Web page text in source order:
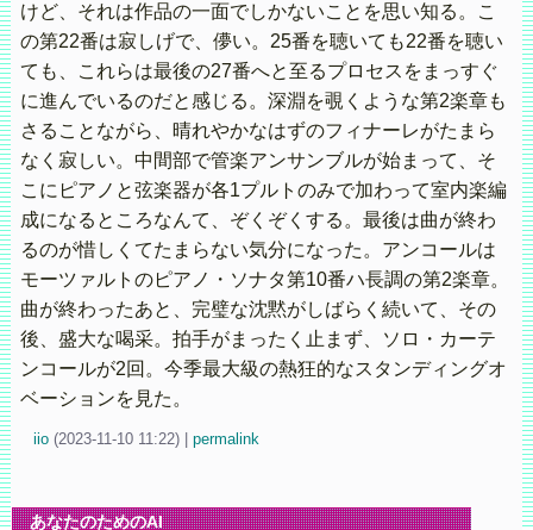
けど、それは作品の一面でしかないことを思い知る。こ
の第22番は寂しげで、儚い。25番を聴いても22番を聴い
ても、これらは最後の27番へと至るプロセスをまっすぐ
に進んでいるのだと感じる。深淵を覗くような第2楽章も
さることながら、晴れやかなはずのフィナーレがたまら
なく寂しい。中間部で管楽アンサンブルが始まって、そ
こにピアノと弦楽器が各1プルトのみで加わって室内楽編
成になるところなんて、ぞくぞくする。最後は曲が終わ
るのが惜しくてたまらない気分になった。アンコールは
モーツァルトのピアノ・ソナタ第10番ハ長調の第2楽章。
曲が終わったあと、完璧な沈黙がしばらく続いて、その
後、盛大な喝采。拍手がまったく止まず、ソロ・カーテ
ンコールが2回。今季最大級の熱狂的なスタンディングオ
ベーションを見た。
iio (2023-11-10 11:22) permalink
あなたのためのAI